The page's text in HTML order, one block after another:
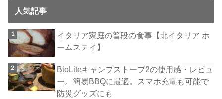
人気記事
イタリア家庭の普段の食事【北イタリア ホ
ームステイ】
BioLiteキャンプストーブ2の使用感・レビュ
ー。簡易BBQに最適。スマホ充電も可能で
防災グッズにも